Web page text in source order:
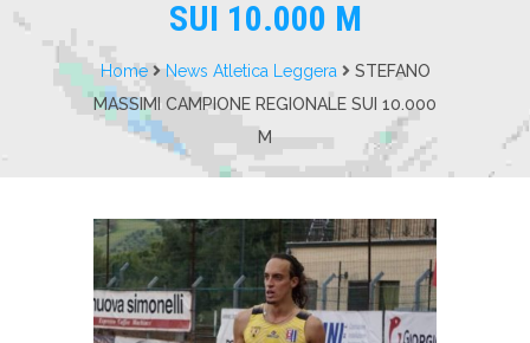
SUI 10.000 M
Home News Atletica Leggera
STEFANO
MASSIMI CAMPIONE REGIONALE SUI 10.000
M